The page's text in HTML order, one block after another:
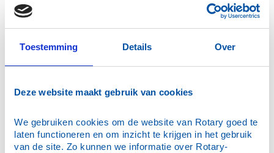
Toestemming Details Over
Deze website maakt gebruik van cookies
We gebruiken cookies om de website van Rotary goed te
laten functioneren en om inzicht te krijgen in het gebruik
van de site. Zo kunnen we informatie over Rotary-